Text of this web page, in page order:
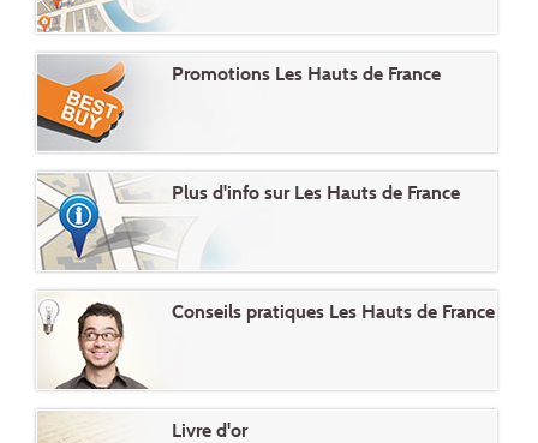
Promotions Les Hauts de France
Plus d'info sur Les Hauts de France
Conseils pratiques Les Hauts de France
Livre d'or